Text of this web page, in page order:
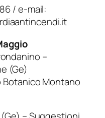
/ e-mail:
–
(Ge)
Botanico Montano